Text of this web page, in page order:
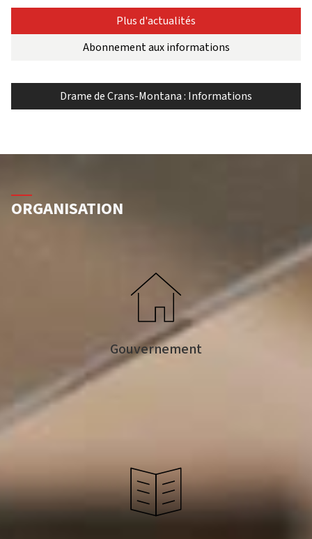
Plus d'actualités
Abonnement aux informations
Drame de Crans-Montana : Informations
ORGANISATION
Gouvernement